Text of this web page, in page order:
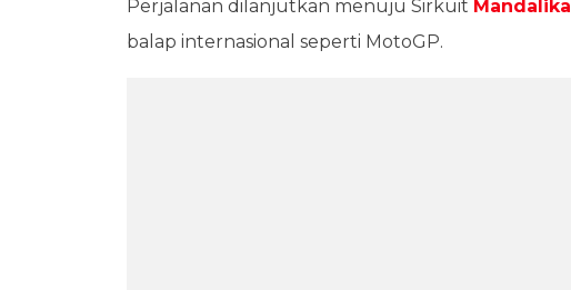
Perjalanan dilanjutkan menuju Sirkuit Mandalika
balap internasional seperti MotoGP.